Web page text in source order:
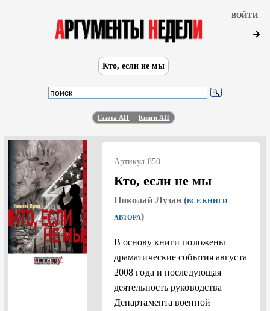
Кто, если не мы
ВОЙТИ
Газета АН Книги АН
Артикул 850
Кто, если не мы
Николай Лузан (ВСЕ КНИГИ
АВТОРА)
В основу книги положены
драматические события августа
2008 года и последующая
деятельность руководства
Департа­мента военной